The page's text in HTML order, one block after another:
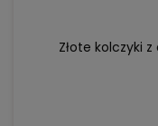
Złote kolczyki